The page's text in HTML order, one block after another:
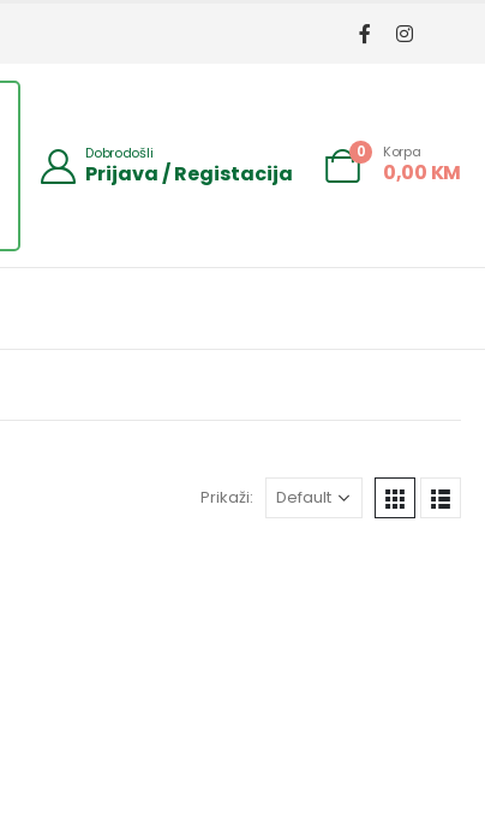
Dobrodošli
Prijava / Registacija
0 Korpa
0,00 KM
Prikaži: